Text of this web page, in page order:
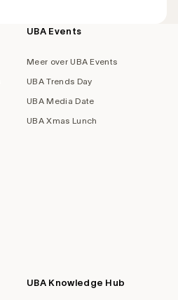
UBA Events
Meer over UBA Events
UBA Trends Day
UBA Media Date
UBA Xmas Lunch
UBA Knowledge Hub